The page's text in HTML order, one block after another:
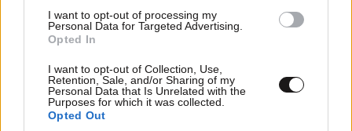
I want to opt-out of processing my
Personal Data for Targeted Advertising.
Opted In
I want to opt-out of Collection, Use,
Retention, Sale, and/or Sharing of my
Personal Data that Is Unrelated with the
Purposes for which it was collected.
Opted Out
ΕΛΛΑΔΑ05·08·2026 21:24
«Κάηκε το σπίτι μας στην Ελλάδα λίγο πριν